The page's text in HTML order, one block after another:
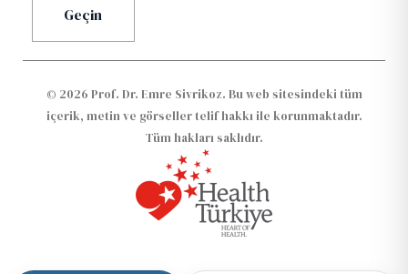
Geçin
© 2026 Prof. Dr. Emre Sivrikoz. Bu web sitesindeki tüm
içerik, metin ve görseller telif hakkı ile korunmaktadır.
Tüm hakları saklıdır.